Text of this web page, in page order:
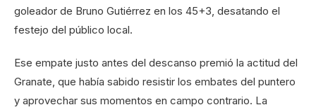
goleador de Bruno Gutiérrez en los 45+3, desatando el
festejo del público local.
Ese empate justo antes del descanso premió la actitud del
Granate, que había sabido resistir los embates del puntero
y aprovechar sus momentos en campo contrario. La